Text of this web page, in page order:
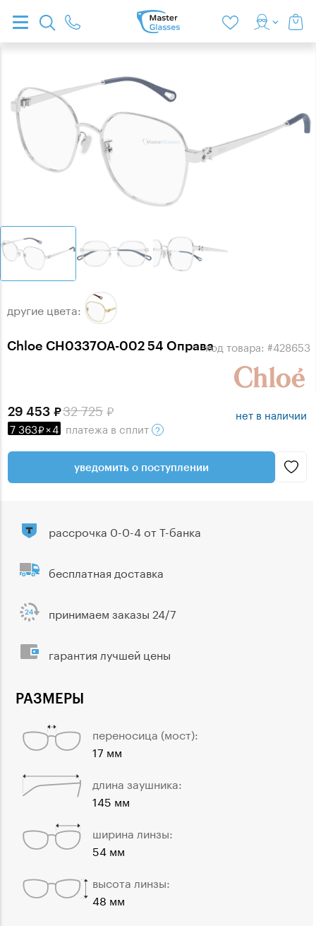
Chloe CH0337OA-002 54 Оправакод товара: #428653
другие цвета:
32 725
29 453
7 363 ×4 платежа в сплит
нет в наличии
уведомить о поступлении
РАЗМЕРЫ
переносица (мост):
17 мм
длина заушника:
145 мм
ширина линзы:
54 мм
высота линзы:
48 мм
рассрочка 0-0-4 от Т-банка
бесплатная доставка
принимаем заказы 24/7
гарантия лучшей цены